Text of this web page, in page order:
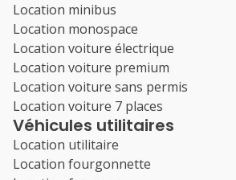
Location minibus
Location monospace
Location voiture électrique
Location voiture premium
Location voiture sans permis
Location voiture 7 places
Véhicules utilitaires
Location utilitaire
Location fourgonnette